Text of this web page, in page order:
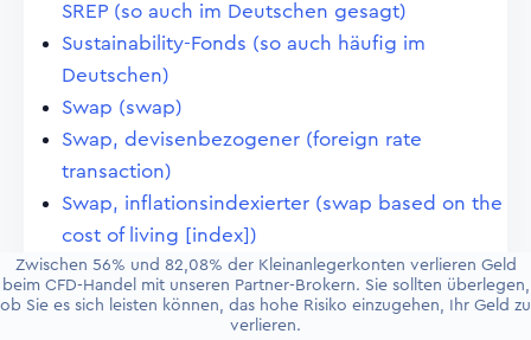
SREP (so auch im Deutschen gesagt)
Sustainability-Fonds (so auch häufig im
Deutschen)
Swap (swap)
Swap, devisenbezogener (foreign rate
transaction)
Swap, inflationsindexierter (swap based on the
cost of living [index])
Swap, zinsbedingter (coupon swap)
Swap-Karussell (merry-go-round contracts in
central bank covered forward exchange)
Zwischen 56% und 82,08% der Kleinanlegerkonten verlieren Geld
beim CFD-Handel mit unseren Partner-Brokern. Sie sollten überlegen,
ob Sie es sich leisten können, das hohe Risiko einzugehen, Ihr Geld zu
verlieren.